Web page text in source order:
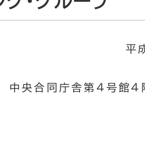
平
中央合同庁舎第４号館